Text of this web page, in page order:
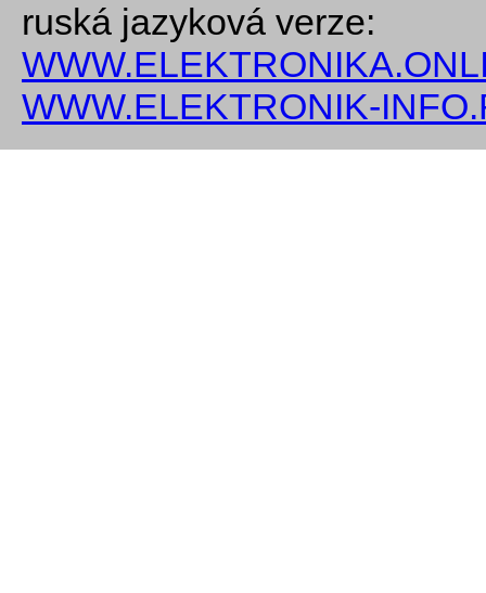
ruská jazyková verze:
WWW.ELEKTRONIK-